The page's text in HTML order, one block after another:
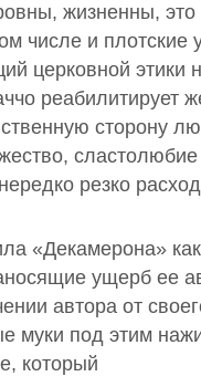
жизненны,
числе и плотские
церковной
реабилитирует
сторону
резко
«Декамерона»
ущерб ее
автора от
муки под этим
который